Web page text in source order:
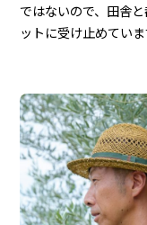
ではないので、田舎
ットに受け止めていま